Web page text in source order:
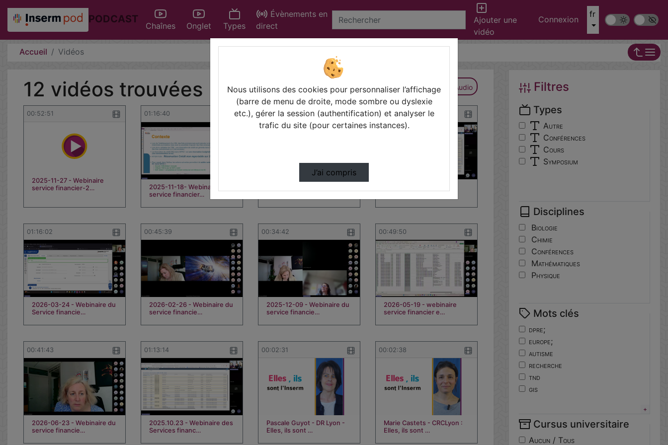
PODCAST
Chaînes Onglet Types
Évènements en
direct
Ajouter une
vidéo
Connexion
fr
Mode sombre
Police
Accueil Vidéos
12 vidéos trouvées Audio
Video
Statistiques de vues
00:52:51
2025-11-27 - Webinaire
service financier-2…
01:16:40
2025-11-18- Webinaire du
service financier…
01:04:38 01:13:14
01:16:02
2026-03-24 - Webinaire du
Service financie…
00:45:39
2026-02-26 - Webinaire du
service financie…
00:34:42
2025-12-09 - Webinaire du
service financie…
00:49:50
2026-05-19 - webinaire
service financier e…
00:41:43
2026-06-23 - Webinaire du
service financie…
01:13:14
2025.10.23 - Webinaire des
Services financ…
00:02:31
Pascale Guyot - DR Lyon -
Elles, ils sont …
00:02:38
Marie Castets - CRCLyon :
Elles, ils sont …
Filtres
Types
Autre
Conférences
Cours
Symposium
Disciplines
Biologie
Chimie
Conférences
Mathématiques
Physique
Mots clés
dpre;
europe;
autisme
recherche
tnd
gis
neuro-developpement
translationnelle
Cursus universitaire
Aucun / Tous
Nous utilisons des cookies pour personnaliser l’affichage
(barre de menu de droite, mode sombre ou dyslexie
etc.), gérer la session (authentification) et analyser le
trafic du site (pour certaines instances).
J’ai compris